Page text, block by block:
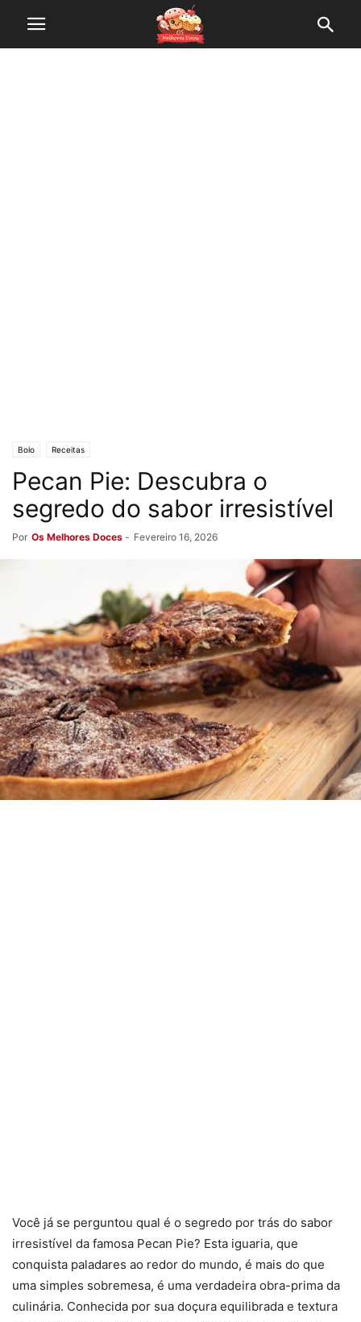
Bolo Receitas
Pecan Pie: Descubra o
segredo do sabor irresistível
Por Os Melhores Doces - Fevereiro 16, 2026
Você já se perguntou qual é o segredo por trás do sabor
irresistível da famosa Pecan Pie? Esta iguaria, que
conquista paladares ao redor do mundo, é mais do que
uma simples sobremesa, é uma verdadeira obra-prima da
culinária. Conhecida por sua doçura equilibrada e textura